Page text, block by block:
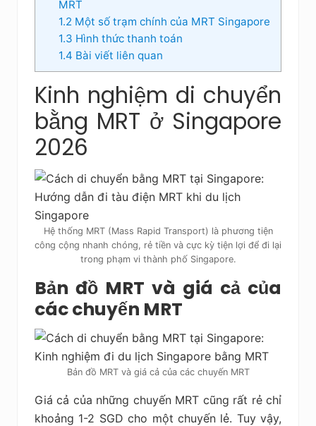
MRT
1.2 Một số trạm chính của MRT Singapore
1.3 Hình thức thanh toán
1.4 Bài viết liên quan
Kinh nghiệm di chuyển
bằng MRT ở Singapore
2026
Hệ thống MRT (Mass Rapid Transport) là phương tiện
công cộng nhanh chóng, rẻ tiền và cực kỳ tiện lợi để đi lại
trong phạm vi thành phố Singapore.
Bản đồ MRT và giá cả của
các chuyến MRT
Bản đồ MRT và giá cả của các chuyến MRT
Giá cả của những chuyến MRT cũng rất rẻ chỉ
khoảng 1-2 SGD cho một chuyến lẻ. Tuy vậy,